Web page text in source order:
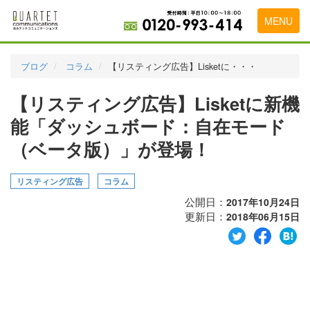
MENU
実績・お客様の声
初めて導入をお考えの方
ブログ コラム 【リスティング広告】Lisketに・・・
【リスティング広告】Lisketに新機
能「ダッシュボード：自在モード
（ベータ版）」が登場！
リスティング広告 コラム
公開日： 2017年10月24日
更新日： 2018年06月15日